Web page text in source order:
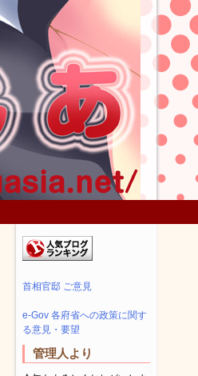
首相官邸 ご意見
e-Gov 各府省への政策に関す
る意見・要望
管理人より